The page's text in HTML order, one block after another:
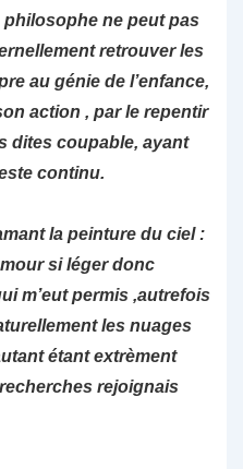
philosophe ne peut pas
retrouver les
au génie de l’enfance,
action , par le repentir
dites coupable, ayant
continu.
la peinture du ciel :
si léger donc
m’eut permis ,autrefois
les nuages
étant extrèment
rejoignais